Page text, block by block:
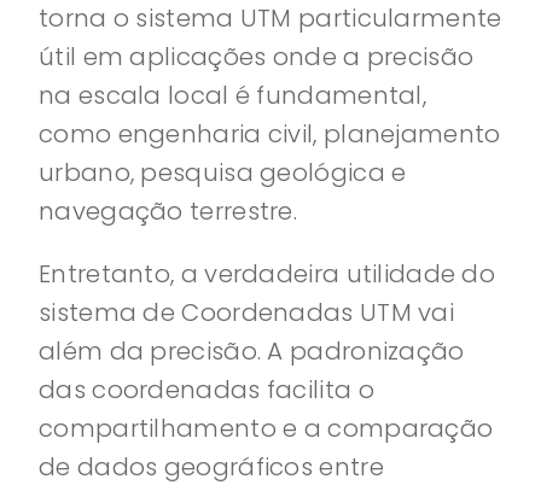
torna o sistema UTM particularmente
útil em aplicações onde a precisão
na escala local é fundamental,
como engenharia civil, planejamento
urbano, pesquisa geológica e
navegação terrestre.
Entretanto, a verdadeira utilidade do
sistema de Coordenadas UTM vai
além da precisão. A padronização
das coordenadas facilita o
compartilhamento e a comparação
de dados geográficos entre